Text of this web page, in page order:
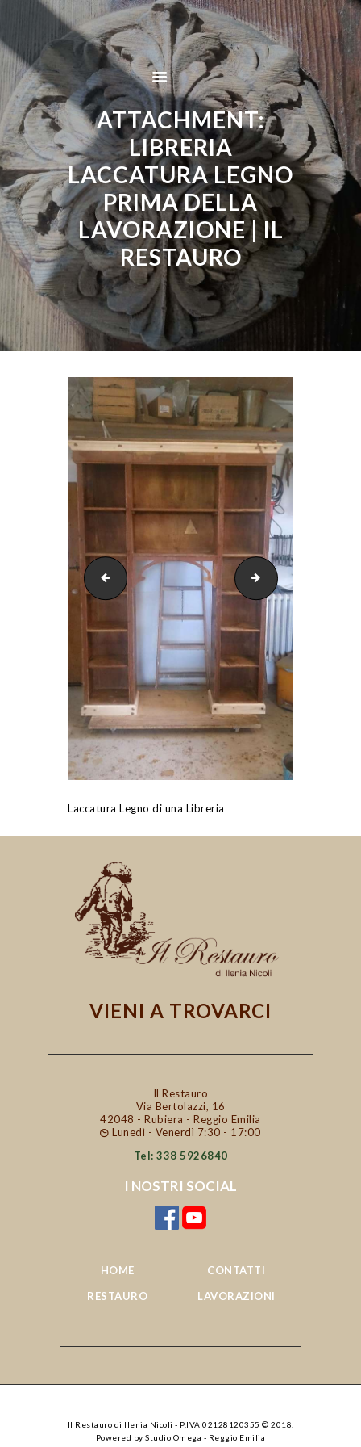
ATTACHMENT:
LIBRERIA
LACCATURA LEGNO
PRIMA DELLA
LAVORAZIONE | IL
RESTAURO
Home
Chi Sono
Restauro
Lavorazioni
Galleria
Servizi
Contatti
Libreria Laccatura Legno Dopo il Trattamento | IL
Laccatura Legno
Laccatura Legno di una Libreria
VIENI A TROVARCI
Il Restauro
Via Bertolazzi, 16
42048 - Rubiera - Reggio Emilia
Lunedì - Venerdì 7:30 - 17:00
Tel: 338 5926840
I NOSTRI SOCIAL
HOME
CONTATTI
RESTAURO
LAVORAZIONI
Il Restauro di Ilenia Nicoli - P.IVA 02128120355 © 2018.
Powered by Studio Omega - Reggio Emilia